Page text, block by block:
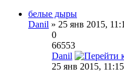
белые дыры
Danil » 25 янв 2015,
0
66553
Danil
25 янв 2015, 11:15